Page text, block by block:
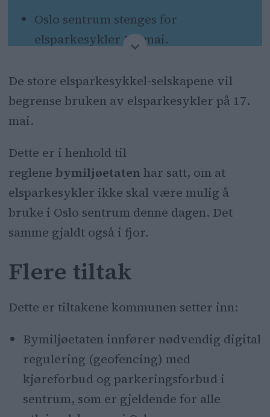
Oslo sentrum stenges for
elsparkesykler 17. mai.
Ryde og Bolt følger kommunens
regler.
18:00 denne dagen.
Tiltaket skal gi bedre sikkerhet og
fremkommelighet.
De store elsparkesykkel-selskapene vil
begrense bruken av elsparkesykler på 17.
mai.
Dette er i henhold til
reglene bymiljøetaten har satt, om at
elsparkesykler ikke skal være mulig å
bruke i Oslo sentrum denne dagen. Det
samme gjaldt også i fjor.
Flere tiltak
Dette er tiltakene kommunen setter inn:
Bymiljøetaten innfører nødvendig digital
regulering (geofencing) med
kjøreforbud og parkeringsforbud i
sentrum, som er gjeldende for alle